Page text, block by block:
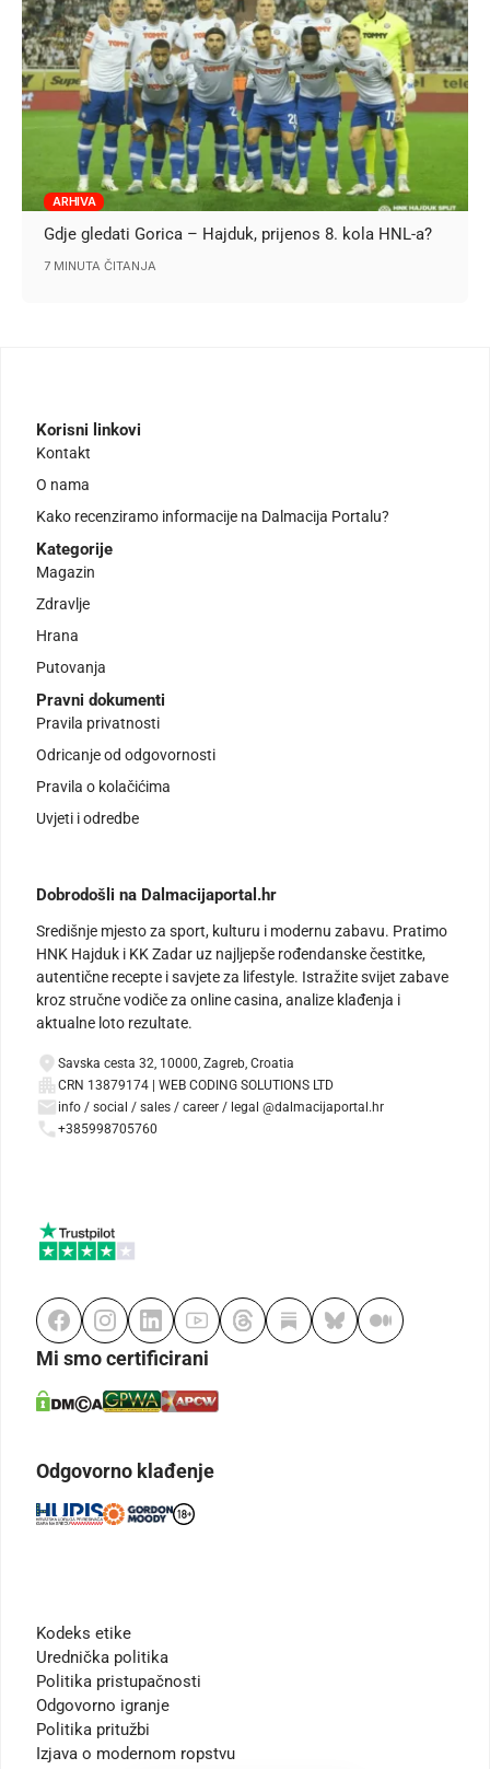
ARHIVA
Gdje gledati Gorica – Hajduk, prijenos 8. kola HNL-a?
7 MINUTA ČITANJA
Korisni linkovi
Kontakt
O nama
Kako recenziramo informacije na Dalmacija Portalu?
Kategorije
Magazin
Zdravlje
Hrana
Putovanja
Pravni dokumenti
Pravila privatnosti
Odricanje od odgovornosti
Pravila o kolačićima
Uvjeti i odredbe
Dobrodošli na Dalmacijaportal.hr
Središnje mjesto za sport, kulturu i modernu zabavu. Pratimo
HNK Hajduk i KK Zadar uz najljepše rođendanske čestitke,
autentične recepte i savjete za lifestyle. Istražite svijet zabave
kroz stručne vodiče za online casina, analize klađenja i
aktualne loto rezultate.
Savska cesta 32, 10000, Zagreb, Croatia
CRN 13879174 | WEB CODING SOLUTIONS LTD
info / social / sales / career / legal @dalmacijaportal.hr
+385998705760
Mi smo certificirani
Odgovorno klađenje
Kodeks etike
Urednička politika
Politika pristupačnosti
Odgovorno igranje
Politika pritužbi
Izjava o modernom ropstvu